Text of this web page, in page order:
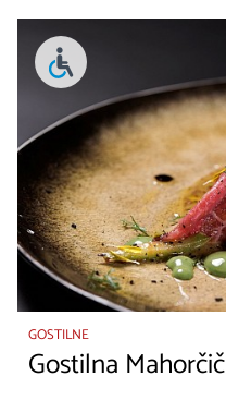
GOSTILNE
Gostilna Mahorčič